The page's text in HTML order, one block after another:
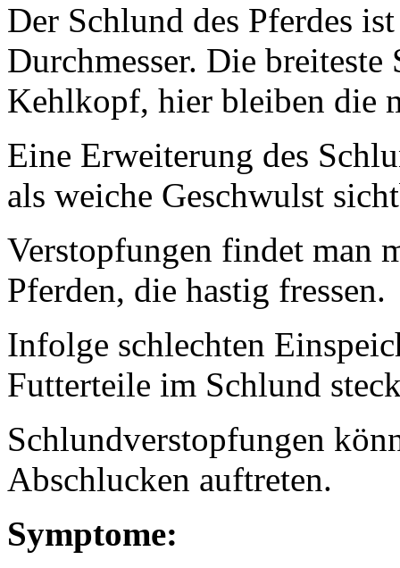
Der Schlund des Pferdes
Durchmesser. Die
Kehlkopf, hier bleiben die
Eine Erweiterung des
als weiche Geschwulst
Verstopfungen findet man
Pferden, die hastig fressen.
Infolge schlechten
Futterteile im Schlund
Schlundverstopfungen
Abschlucken auftreten.
Symptome: